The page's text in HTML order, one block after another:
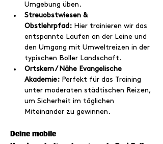
Umgebung üben.
Streuobstwiesen &
Obstlehrpfad: Hier trainieren wir das
entspannte Laufen an der Leine und
den Umgang mit Umweltreizen in der
typischen Boller Landschaft.
Ortskern / Nähe Evangelische
Akademie: Perfekt für das Training
unter moderaten städtischen Reizen,
um Sicherheit im täglichen
Miteinander zu gewinnen.
Deine mobile